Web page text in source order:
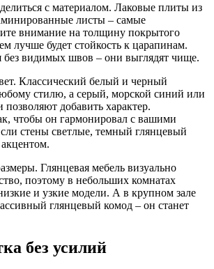
с материалом. Лаковые плиты из
листы – самые
внимание на толщину покрытого
лучше будет стойкость к царапинам.
без видимых швов – они выглядят чище.
Классический белый и черный
стилю, а серый, морской синий или
позволяют добавить характер.
чтобы он гармонировал с вашими
стены светлые, темный глянцевый
Глянцевая мебель визуально
поэтому в небольших комнатах
и узкие модели. А в крупном зале
глянцевый комод – он станет
без усилий